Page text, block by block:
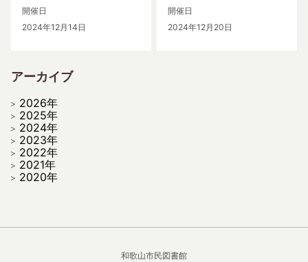
開催日
2024年12月14日
開催日
2024年12月20日
アーカイブ
2026年
2025年
2024年
2023年
2022年
2021年
2020年
和歌山市民図書館